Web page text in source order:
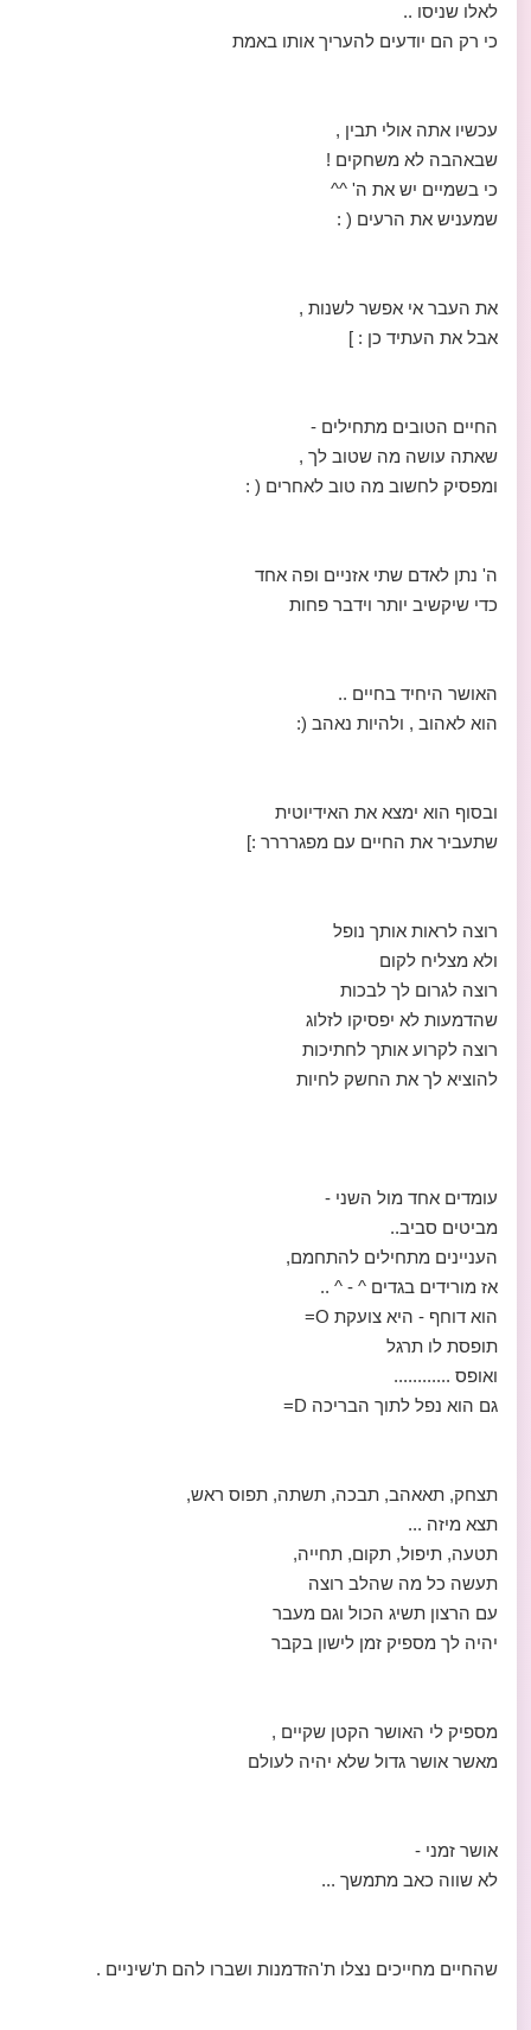
לאלו שניסו ..
כי רק הם יודעים להעריך אותו באמת
עכשיו אתה אולי תבין ,
שבאהבה לא משחקים !
כי בשמיים יש את ה' ^^
שמעניש את הרעים ( :
את העבר אי אפשר לשנות ,
אבל את העתיד כן : ]
החיים הטובים מתחילים -
שאתה עושה מה שטוב לך ,
ומפסיק לחשוב מה טוב לאחרים ( :
ה' נתן לאדם שתי אזניים ופה אחד
כדי שיקשיב יותר וידבר פחות
האושר היחיד בחיים ..
הוא לאהוב , ולהיות נאהב (:
ובסוף הוא ימצא את האידיוטית
שתעביר את החיים עם מפגרררר :]
רוצה לראות אותך נופל
ולא מצליח לקום
רוצה לגרום לך לבכות
שהדמעות לא יפסיקו לזלוג
רוצה לקרוע אותך לחתיכות
להוציא לך את החשק לחיות
עומדים אחד מול השני -
מביטים סביב..
העניינים מתחילים להתחמם,
אז מורידים בגדים ^ - ^ ..
הוא דוחף - היא צועקת O=
תופסת לו תרגל
ואופס ............
גם הוא נפל לתוך הבריכה D=
תצחק, תאאהב, תבכה, תשתה, תפוס ראש,
תצא מיזה ...
תטעה, תיפול, תקום, תחייה,
תעשה כל מה שהלב רוצה
עם הרצון תשיג הכול וגם מעבר
יהיה לך מספיק זמן לישון בקבר
מספיק לי האושר הקטן שקיים ,
מאשר אושר גדול שלא יהיה לעולם
אושר זמני -
לא שווה כאב מתמשך ...
שהחיים מחייכים נצלו ת'הזדמנות ושברו להם ת'שיניים .